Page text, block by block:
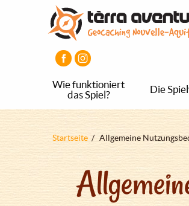
Wie funktioniert
das Spiel?
Die
Pfadnavigation
Startseite Allgemeine